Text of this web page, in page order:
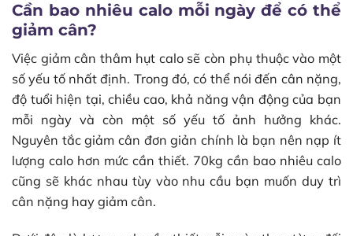
Cần bao nhiêu calo mỗi ngày để có thể
giảm cân?
Việc giảm cân thâm hụt calo sẽ còn phụ thuộc vào một
số yếu tố nhất định. Trong đó, có thể nói đến cân nặng,
độ tuổi hiện tại, chiều cao, khả năng vận động của bạn
mỗi ngày và còn một số yếu tố ảnh hưởng khác.
Nguyên tắc giảm cân đơn giản chính là bạn nên nạp ít
lượng calo hơn mức cần thiết. 70kg cần bao nhiêu calo
cũng sẽ khác nhau tùy vào nhu cầu bạn muốn duy trì
cân nặng hay giảm cân.